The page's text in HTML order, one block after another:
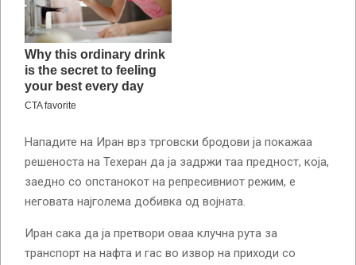
Нападите на Иран врз трговски бродови ја покажаа
решеноста на Техеран да ја задржи таа предност, која,
заедно со опстанокот на репресивниот режим, е
неговата најголема добивка од војната.
Иран сака да ја претвори оваа клучна рута за
транспорт на нафта и гас во извор на приходи со